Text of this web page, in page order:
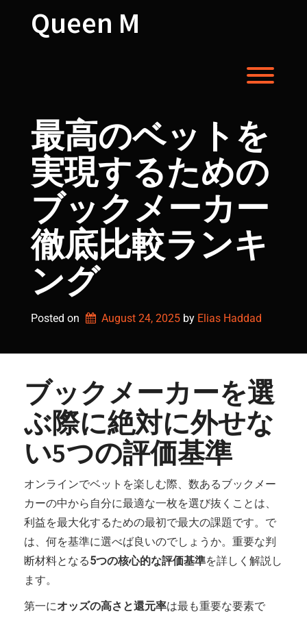
Queen M
最高のベットを
実現するための
ブックメーカー
徹底比較ランキ
ング
Posted on August 24, 2025 by Elias Haddad
ブックメーカーを選
ぶ際に絶対に外せな
い5つの評価基準
オンラインでベットを楽しむ際、数あるブックメー
カーの中から自分に最適な一枚を選び抜くことは、
利益を最大化するための最初で最大の課題です。で
は、何を基準に選べば良いのでしょうか。重要な判
断材料となる5つの核心的な評価基準を詳しく解説し
ます。
第一にオッズの高さと還元率は最も重要な要素で